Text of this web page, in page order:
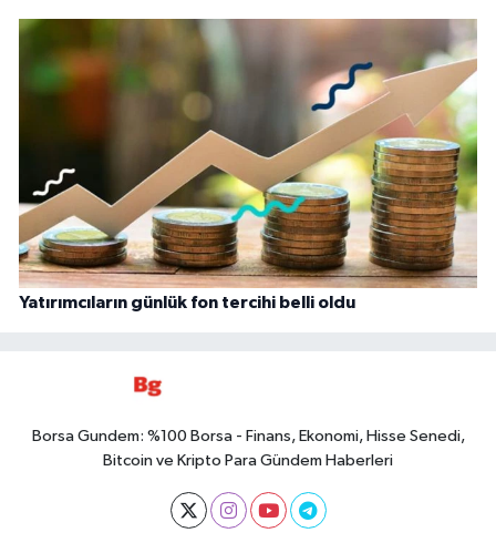
Yatırımcıların günlük fon tercihi belli oldu
Borsa Gundem: %100 Borsa - Finans, Ekonomi, Hisse Senedi,
Bitcoin ve Kripto Para Gündem Haberleri